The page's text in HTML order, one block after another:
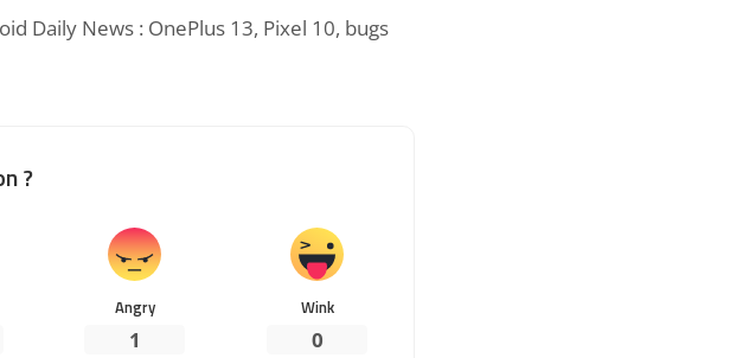
Daily News : OnePlus 13, Pixel 10, bugs
?
Angry
1
Wink
0